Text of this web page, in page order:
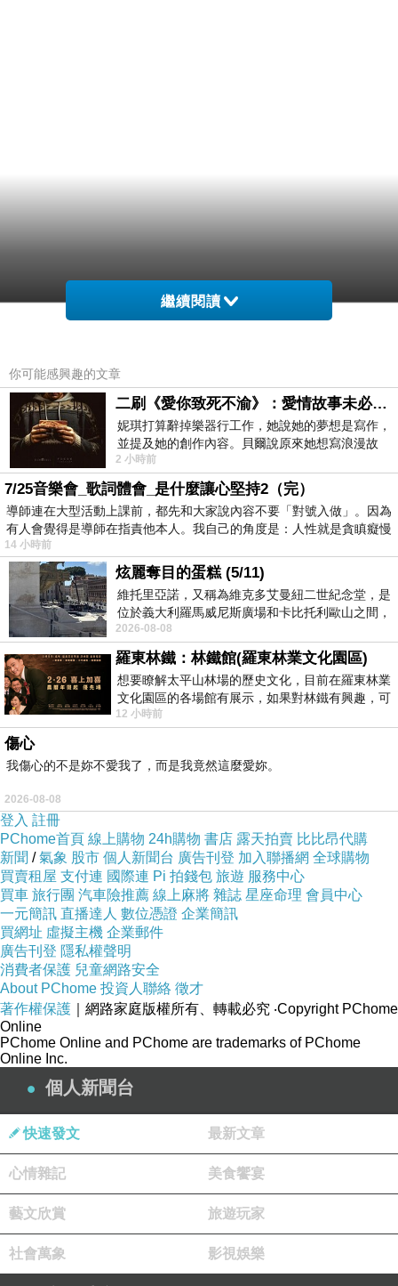
繼續閱讀
你可能感興趣的文章
二刷《愛你致死不渝》：愛情故事未必是浪漫故事
妮琪打算辭掉樂器行工作，她說她的夢想是寫作，
並提及她的創作內容。貝爾說原來她想寫浪漫故
事，妮琪回應：「不是浪漫故事，是愛情
2 小時前
7/25音樂會_歌詞體會_是什麼讓心堅持2（完）
導師連在大型活動上課前，都先和大家說內容不要「對號入做」。因為
有人會覺得是導師在指責他本人。我自己的角度是：人性就是貪瞋癡慢
14 小時前
炫麗奪目的蛋糕 (5/11)
維托里亞諾，又稱為維克多艾曼紐二世紀念堂，是
位於義大利羅馬威尼斯廣場和卡比托利歐山之間，
用以紀念統一義大利統一後的的第一位國
2026-08-08
羅東林鐵：林鐵館(羅東林業文化園區)
想要瞭解太平山林場的歷史文化，目前在羅東林業
文化園區的各場館有展示，如果對林鐵有興趣，可
以到林鐵館。 這裡展示從山下
12 小時前
傷心
我傷心的不是妳不愛我了，而是我竟然這麼愛妳。
2026-08-08
登入 註冊
PChome首頁 線上購物 24h購物 書店 露天拍賣 比比昂代購
新聞 /氣象 股市 個人新聞台 廣告刊登 加入聯播網 全球購物
買賣租屋 支付連 國際連 Pi 拍錢包 旅遊 服務中心
買車 旅行團 汽車險推薦 線上麻將 雜誌 星座命理 會員中心
一元簡訊 直播達人 數位憑證 企業簡訊
買網址 虛擬主機 企業郵件
廣告刊登 隱私權聲明
消費者保護 兒童網路安全
About PChome 投資人聯絡 徵才
著作權保護 ｜網路家庭版權所有、轉載必究 ‧Copyright PChome
Online
PChome Online and PChome are trademarks of PChome
Online Inc.
個人新聞台
快速發文 最新文章
心情雜記 美食饗宴
藝文欣賞 旅遊玩家
社會萬象 影視娛樂